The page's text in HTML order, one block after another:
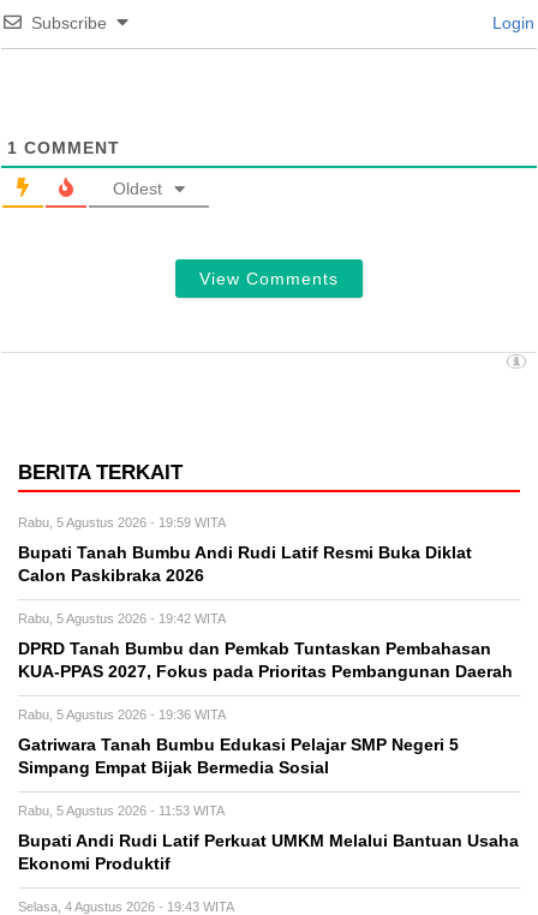
Subscribe Login
1 COMMENT
Oldest
View Comments
BERITA TERKAIT
Rabu, 5 Agustus 2026 - 19:59 WITA
Bupati Tanah Bumbu Andi Rudi Latif Resmi Buka Diklat
Calon Paskibraka 2026
Rabu, 5 Agustus 2026 - 19:42 WITA
DPRD Tanah Bumbu dan Pemkab Tuntaskan Pembahasan
KUA-PPAS 2027, Fokus pada Prioritas Pembangunan Daerah
Rabu, 5 Agustus 2026 - 19:36 WITA
Gatriwara Tanah Bumbu Edukasi Pelajar SMP Negeri 5
Simpang Empat Bijak Bermedia Sosial
Rabu, 5 Agustus 2026 - 11:53 WITA
Bupati Andi Rudi Latif Perkuat UMKM Melalui Bantuan Usaha
Ekonomi Produktif
Selasa, 4 Agustus 2026 - 19:43 WITA